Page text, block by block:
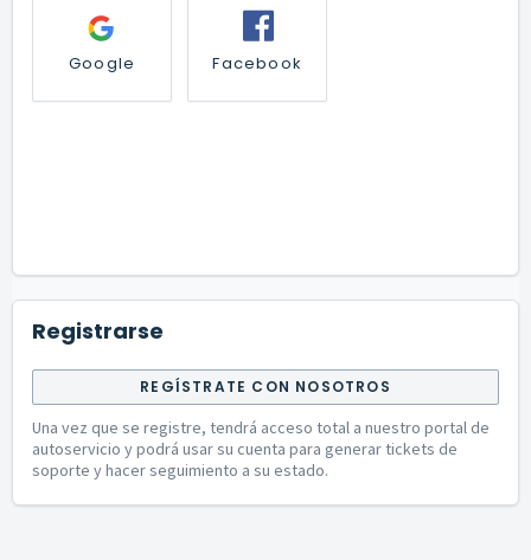
Google Facebook
Registrarse
REGÍSTRATE CON NOSOTROS
Una vez que se registre, tendrá acceso total a nuestro portal de
autoservicio y podrá usar su cuenta para generar tickets de
soporte y hacer seguimiento a su estado.